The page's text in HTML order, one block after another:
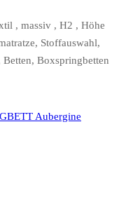
, massiv , H2 , Höhe
Stoffauswahl,
Boxspringbetten